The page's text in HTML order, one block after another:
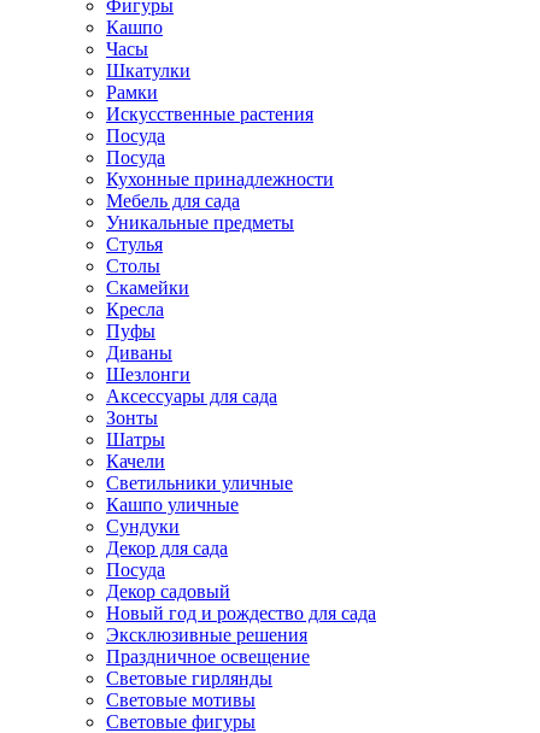
Фигуры
Кашпо
Часы
Шкатулки
Рамки
Искусственные растения
Посуда
Посуда
Кухонные принадлежности
Мебель для сада
Уникальные предметы
Стулья
Столы
Скамейки
Кресла
Пуфы
Диваны
Шезлонги
Аксессуары для сада
Зонты
Шатры
Качели
Cветильники уличные
Кашпо уличные
Сундуки
Декор для сада
Посуда
Декор садовый
Новый год и рождество для сада
Эксклюзивные решения
Праздничное освещение
Световые гирлянды
Световые мотивы
Световые фигуры